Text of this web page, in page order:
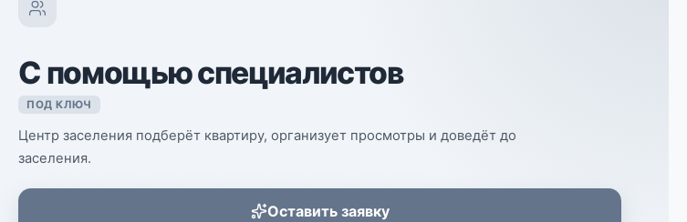
С помощью специалистов
ПОД КЛЮЧ
Центр заселения подберёт квартиру, организует просмотры и доведёт до
заселения.
Оставить заявку